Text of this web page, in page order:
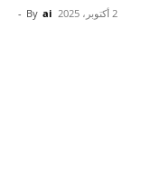
By ai
- 2 أكتوبر، 2025